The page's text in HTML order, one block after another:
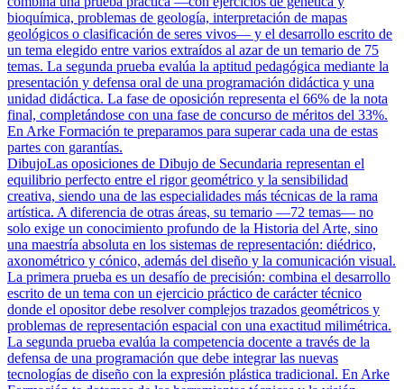
bioquímica, problemas de geología, interpretación de mapas
geológicos o clasificación de seres vivos— y el desarrollo escrito de
un tema elegido entre varios extraídos al azar de un temario de 75
temas. La segunda prueba evalúa la aptitud pedagógica mediante la
presentación y defensa oral de una programación didáctica y una
unidad didáctica. La fase de oposición representa el 66% de la nota
final, completándose con una fase de concurso de méritos del 33%.
En Arke Formación te preparamos para superar cada una de estas
partes con garantías.
DibujoLas oposiciones de Dibujo de Secundaria representan el
equilibrio perfecto entre el rigor geométrico y la sensibilidad
creativa, siendo una de las especialidades más técnicas de la rama
artística. A diferencia de otras áreas, su temario —72 temas— no
solo exige un conocimiento profundo de la Historia del Arte, sino
una maestría absoluta en los sistemas de representación: diédrico,
axonométrico y cónico, además del diseño y la comunicación visual.
La primera prueba es un desafío de precisión: combina el desarrollo
escrito de un tema con un ejercicio práctico de carácter técnico
donde el opositor debe resolver complejos trazados geométricos y
problemas de representación espacial con una exactitud milimétrica.
La segunda prueba evalúa la competencia docente a través de la
defensa de una programación que debe integrar las nuevas
tecnologías de diseño con la expresión plástica tradicional. En Arke